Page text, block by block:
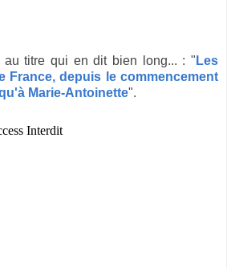
au titre qui en dit bien long... : " Les
France, depuis le commencement
Marie-Antoinette".